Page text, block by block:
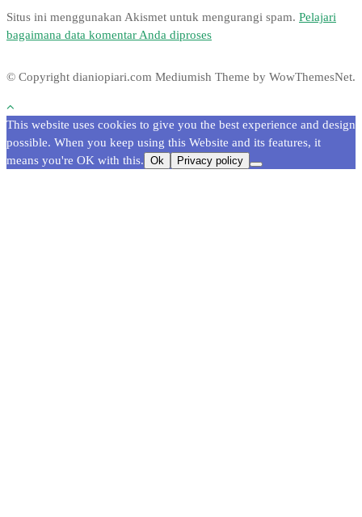
Situs ini menggunakan Akismet untuk mengurangi spam. Pelajari
bagaimana data komentar Anda diproses
© Copyright dianiopiari.com Mediumish Theme by WowThemesNet.
This website uses cookies to give you the best experience and design
possible. When you keep using this Website and its features, it
means you're OK with this. Ok Privacy policy